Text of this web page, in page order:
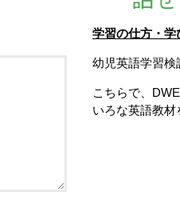
学習の仕方・
幼児英語学習検
こちらで、
いろな英語教